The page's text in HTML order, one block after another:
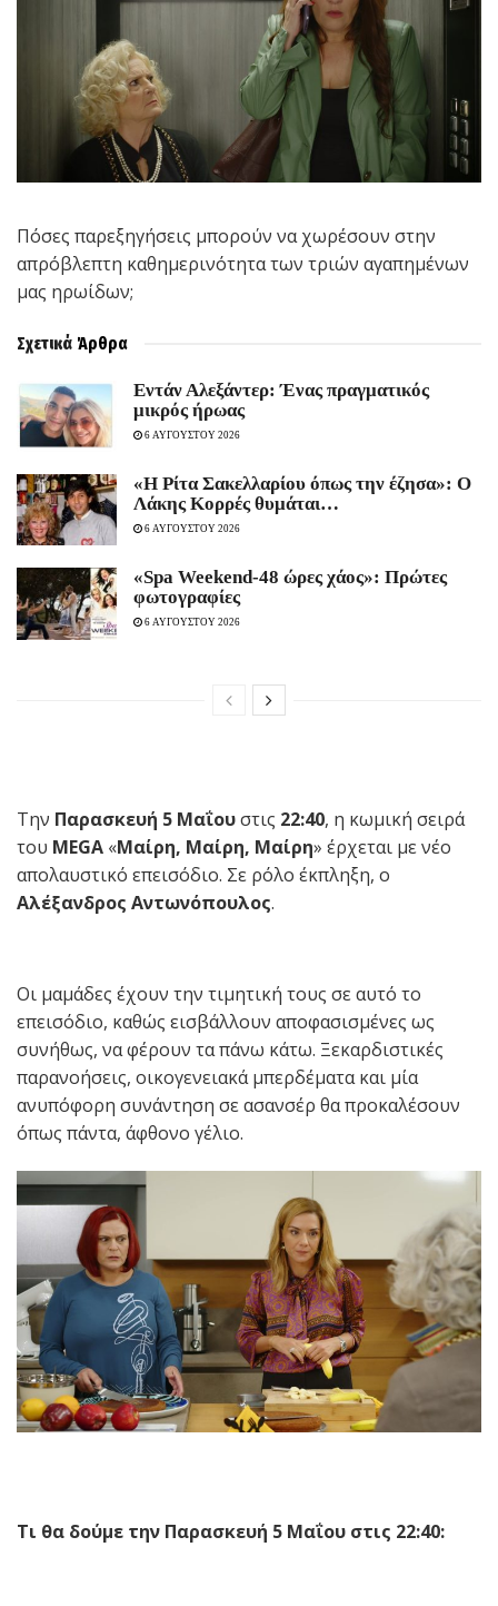
Πόσες παρεξηγήσεις μπορούν να χωρέσουν στην
απρόβλεπτη καθημερινότητα των τριών αγαπημένων
μας ηρωίδων;
Σχετικά Άρθρα
Εντάν Αλεξάντερ: Ένας πραγματικός
μικρός ήρωας
6 ΑΥΓΟΥΣΤΟΥ 2026
«Η Ρίτα Σακελλαρίου όπως την έζησα»: Ο
Λάκης Κορρές θυμάται…
6 ΑΥΓΟΥΣΤΟΥ 2026
«Spa Weekend-48 ώρες χάος»: Πρώτες
φωτογραφίες
6 ΑΥΓΟΥΣΤΟΥ 2026
Την Παρασκευή 5 Μαΐουστις 22:40, η κωμική σειρά
του MEGA «Μαίρη, Μαίρη, Μαίρη» έρχεται με νέο
απολαυστικό επεισόδιο. Σε ρόλο έκπληξη, ο
Αλέξανδρος Αντωνόπουλος.
Οι μαμάδες έχουν την τιμητική τους σε αυτό το
επεισόδιο, καθώς εισβάλλουν αποφασισμένες ως
συνήθως, να φέρουν τα πάνω κάτω. Ξεκαρδιστικές
παρανοήσεις, οικογενειακά μπερδέματα και μία
ανυπόφορη συνάντηση σε ασανσέρ θα προκαλέσουν
όπως πάντα, άφθονο γέλιο.
Τι θα δούμε την Παρασκευή 5 Μαΐου στις 22:40: